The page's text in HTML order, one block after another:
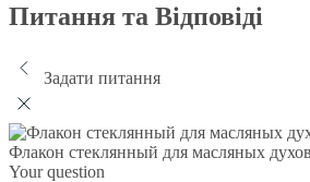
Питання та Відповіді
Задати питання
Флакон стеклянный для масляных
Your question